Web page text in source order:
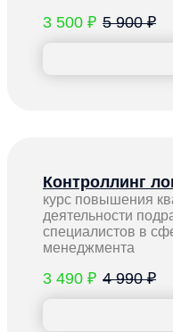
3 500 ₽ 5 900 ₽
Контроллинг
курс повышения
деятельности
специалистов в
менеджмента
3 490 ₽ 4 990 ₽